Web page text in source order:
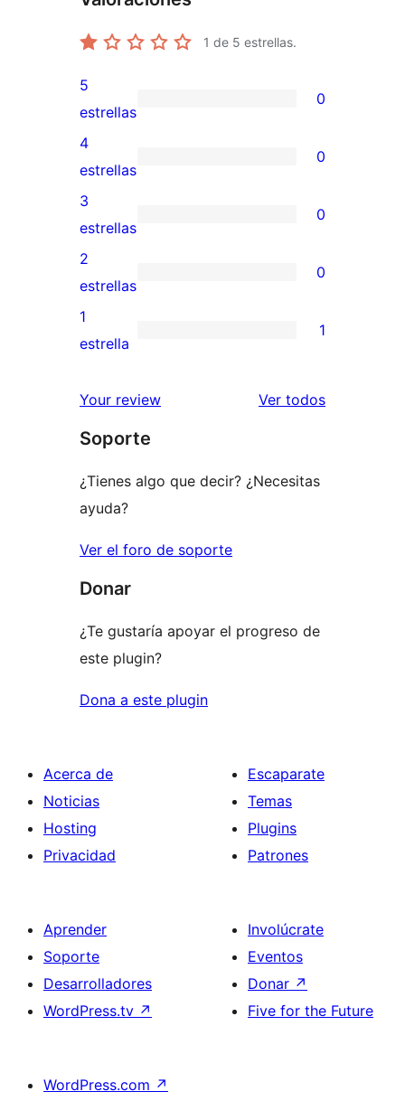
1 de 5 estrellas.
0
valoraciones
de
5
estrellas
5
estrellas
0
0
valoraciones
de
4
estrellas
4
estrellas
0
0
valoraciones
de
3
estrellas
3
estrellas
0
0
valoraciones
de
estrellas
2
estrellas
0
1
de
estrellas
1
estrella
1
Your review Ver todoslos
Soporte
¿Tienes algo que decir? ¿Necesitas
ayuda?
Ver el foro de soporte
Donar
¿Te gustaría apoyar el progreso de
este plugin?
Dona a este plugin
Acerca de
Noticias
Hosting
Privacidad
Escaparate
Temas
Plugins
Patrones
Aprender
Soporte
Desarrolladores
WordPress.tv ↗
Involúcrate
Eventos
Donar ↗
Five for the Future
WordPress.com ↗